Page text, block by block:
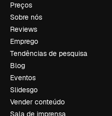
Preços
Sobre nós
Reviews
Emprego
Tendências de pesquisa
Blog
Eventos
Slidesgo
Vender conteúdo
Sala de imprensa